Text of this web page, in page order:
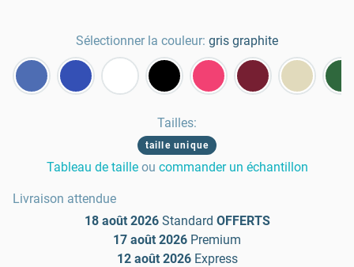
Sélectionner la couleur: gris graphite
Tailles:
taille unique
Tableau de taille ou commander un échantillon
Livraison attendue
18 août 2026 Standard OFFERTS
17 août 2026 Premium
12 août 2026 Express